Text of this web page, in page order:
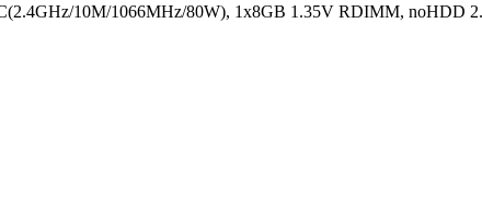
10M/1066MHz/80W), 1x8GB 1.35V RDIMM, noHDD